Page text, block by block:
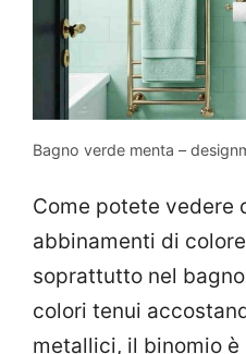
Bagno verde menta –
Come potete vedere
abbinamenti di
soprattutto nel
colori tenui
metallici, il binomio